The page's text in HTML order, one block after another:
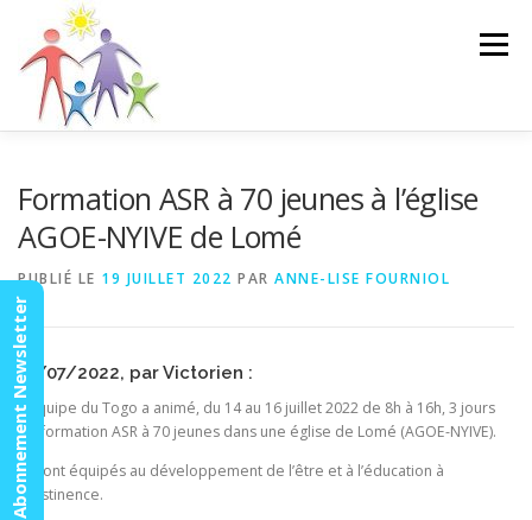
contenu
Menu
Formation ASR à 70 jeunes à l’église
AGOE-NYIVE de Lomé
PUBLIÉ LE 19 JUILLET 2022 PAR ANNE-LISE FOURNIOL
17/07/2022, par Victorien :
L’équipe du Togo a animé, du 14 au 16 juillet 2022 de 8h à 16h, 3 jours
de formation ASR à 70 jeunes dans une église de Lomé (AGOE-NYIVE).
Ils sont équipés au développement de l’être et à l’éducation à
l’abstinence.
Abonnement Newsletter